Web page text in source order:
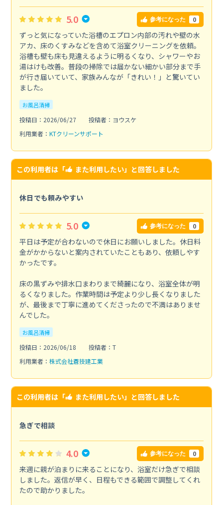
5.0 参考になった 0
ずっと気になっていた浴槽のエプロン内部の汚れや壁の水
アカ、床のくすみなどを含めて浴室クリーニングを依頼。
浴槽も壁も床も見違えるように明るくなり、シャワーやお
湯はけも改善。普段の掃除では届かない細かい部分まで手
が行き届いていて、家族みんなが「きれい！」と驚いてい
ました。
お風呂清掃
投稿日：2026/06/27
投稿者：ヨウスケ
利用業者： KTクリーンサポート
この利用者は「 また利用したい」と回答しました
休日でも頼みやすい
5.0 参考になった 0
平日は予定が合わないので休日にお願いしました。休日料
金がかからないと案内されていたこともあり、依頼しやす
かったです。
床の黒ずみや排水口まわりまで綺麗になり、浴室全体が明
るくなりました。作業時間は予定より少し長くなりました
が、最後まで丁寧に進めてくださったので不満はありませ
んでした。
お風呂清掃
投稿日：2026/06/18
投稿者：T
利用業者： 株式会社蒼技建工業
この利用者は「 また利用したい」と回答しました
急ぎで相談
4.0 参考になった 0
来週に親が泊まりに来ることになり、浴室だけ急ぎで相談
しました。返信が早く、日程もできる範囲で調整してくれ
たので助かりました。